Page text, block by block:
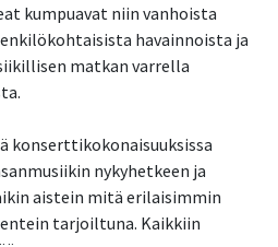
kumpuavat niin vanhoista
havainnoista ja
matkan varrella
konserttikokonaisuuksissa
nykyhetkeen ja
aistein mitä erilaisimmin
tarjoiltuna. Kaikkiin